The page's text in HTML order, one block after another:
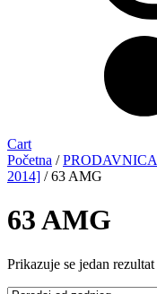
Cart
Početna /PRODAVNICA
2014] / 63 AMG
63 AMG
Prikazuje se jedan rezultat